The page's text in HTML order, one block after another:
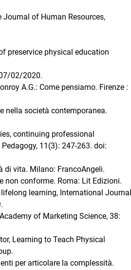
Journal of Human Resources,
preservice physical education
02/2020.
A.G.: Come pensiamo. Firenze :
nella società contemporanea.
continuing professional
11(3): 247-263. doi:
di vita. Milano: FrancoAngeli.
non conforme. Roma: Lit Edizioni.
learning, International Journal
of Marketing Science, 38:
Learning to Teach Physical
per articolare la complessità.